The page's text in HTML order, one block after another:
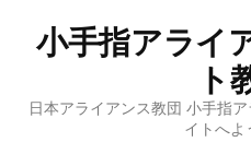
小手指アライ
ト
日本アライアンス教団 小手指
イトへよ